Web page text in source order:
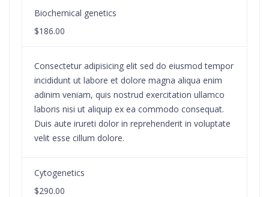
Biochemical genetics
$186.00
Consectetur adipisicing elit sed do eiusmod tempor
incididunt ut labore et dolore magna aliqua enim
adinim veniam, quis nostrud exercitation ullamco
laboris nisi ut aliquip ex ea commodo consequat.
Duis aute irureti dolor in reprehenderit in voluptate
velit esse cillum dolore.
Cytogenetics
$290.00